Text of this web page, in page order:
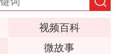
视频百科
微故事